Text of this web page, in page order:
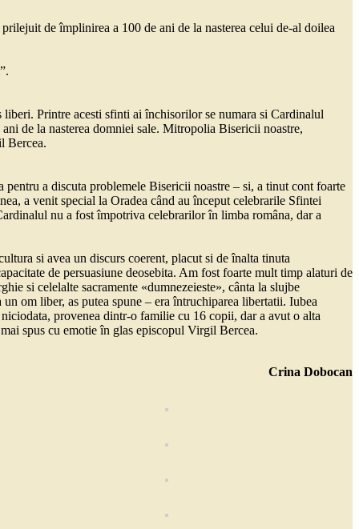
de împlinirea a 100 de ani de la nasterea celui de-al doilea
liberi. Printre acesti sfinti ai închisorilor se numara si Cardinalul
de la nasterea domniei sale. Mitropolia Bisericii noastre,
Bercea.
a discuta problemele Bisericii noastre – si, a tinut cont foarte
a venit special la Oradea când au început celebrarile Sfintei
nu a fost împotriva celebrarilor în limba româna, dar a
si avea un discurs coerent, placut si de înalta tinuta
de persuasiune deosebita. Am fost foarte mult timp alaturi de
si celelalte sacramente «dumnezeieste», cânta la slujbe
om liber, as putea spune – era întruchiparea libertatii. Iubea
provenea dintr-o familie cu 16 copii, dar a avut o alta
spus cu emotie în glas episcopul Virgil Bercea.
Crina Dobocan